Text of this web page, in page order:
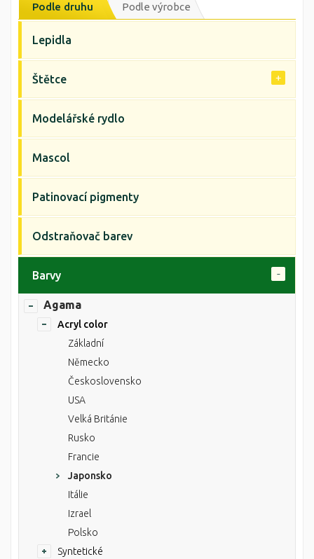
Podle druhu Podle výrobce
Lepidla
Štětce
Modelářské rydlo
Mascol
Patinovací pigmenty
Odstraňovač barev
Barvy
Agama
Acryl color
Základní
Německo
Československo
USA
Velká Británie
Rusko
Francie
Japonsko
Itálie
Izrael
Polsko
Syntetické